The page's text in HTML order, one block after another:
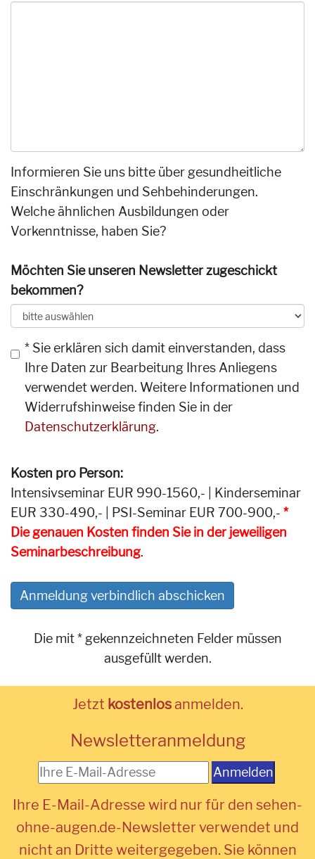
Informieren Sie uns bitte über gesundheitliche
Einschränkungen und Sehbehinderungen.
Welche ähnlichen Ausbildungen oder
Vorkenntnisse, haben Sie?
Möchten Sie unseren Newsletter zugeschickt
bekommen?
* Sie erklären sich damit einverstanden, dass
Ihre Daten zur Bearbeitung Ihres Anliegens
verwendet werden. Weitere Informationen und
Widerrufshinweise finden Sie in der
Datenschutzerklärung.
Kosten pro Person:
Intensivseminar EUR 990-1560,- | Kinderseminar
EUR 330-490,- | PSI-Seminar EUR 700-900,- *
Die genauen Kosten finden Sie in der jeweiligen
Seminarbeschreibung.
Anmeldung verbindlich abschicken
Die mit * gekennzeichneten Felder müssen
ausgefüllt werden.
Jetzt kostenlosanmelden.
Newsletteranmeldung
Anmelden
Ihre E-Mail-Adresse wird nur für den sehen-
ohne-augen.de-Newsletter verwendet und
nicht an Dritte weitergegeben. Sie können